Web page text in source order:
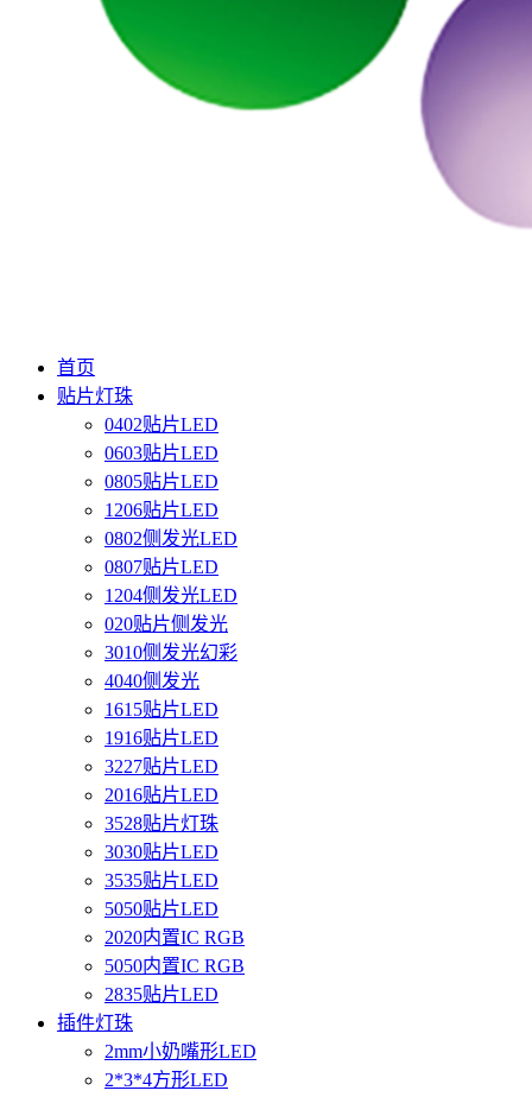
首页
贴片灯珠
0402贴片LED
0603贴片LED
0805贴片LED
1206贴片LED
0802侧发光LED
0807贴片LED
1204侧发光LED
020贴片侧发光
3010侧发光幻彩
4040侧发光
1615贴片LED
1916贴片LED
3227贴片LED
2016贴片LED
3528贴片灯珠
3030贴片LED
3535贴片LED
5050贴片LED
2020内置IC RGB
5050内置IC RGB
2835贴片LED
插件灯珠
2mm小奶嘴形LED
2*3*4方形LED